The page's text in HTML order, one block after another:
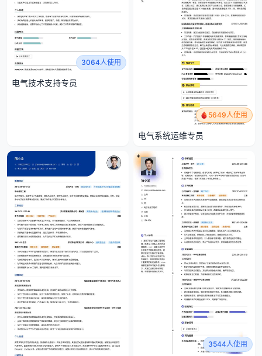
3064人使用
电气技术支持专员
5649人使用
电气系统运维专员
3544人使用